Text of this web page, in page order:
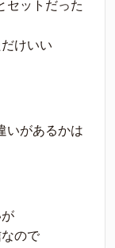
セットだった
けいい
いがあるかは
ので